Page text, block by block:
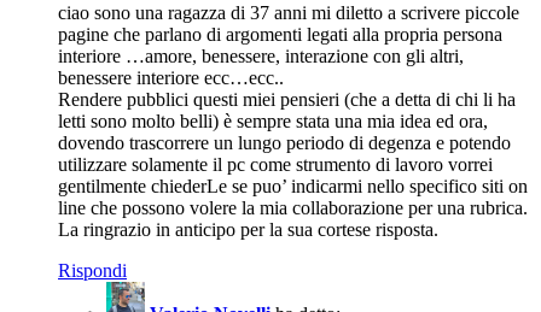
ciao sono una ragazza di 37 anni mi diletto a scrivere piccole
pagine che parlano di argomenti legati alla propria persona
interiore …amore, benessere, interazione con gli altri,
benessere interiore ecc…ecc..
Rendere pubblici questi miei pensieri (che a detta di chi li ha
letti sono molto belli) è sempre stata una mia idea ed ora,
dovendo trascorrere un lungo periodo di degenza e potendo
utilizzare solamente il pc come strumento di lavoro vorrei
gentilmente chiederLe se puo’ indicarmi nello specifico siti on
line che possono volere la mia collaborazione per una rubrica.
La ringrazio in anticipo per la sua cortese risposta.
Rispondi